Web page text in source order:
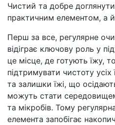
Чистий та добре
практичним елементом, а
Перш за все, регулярне
відіграє ключову роль у
це місце, де готують їжу,
підтримувати чистоту усіх
та залишки їжі, що
можуть стати
та мікробів. Тому
елемента запобігає